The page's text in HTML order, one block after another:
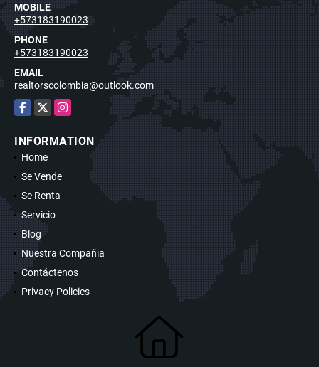
MOBILE
+573183190023
PHONE
+573183190023
EMAIL
realtorscolombia@outlook.com
Facebook
X Instagram
INFORMATION
Home
Se Vende
Se Renta
Servicio
Blog
Nuestra Compañia
Contáctenos
Privacy Policies